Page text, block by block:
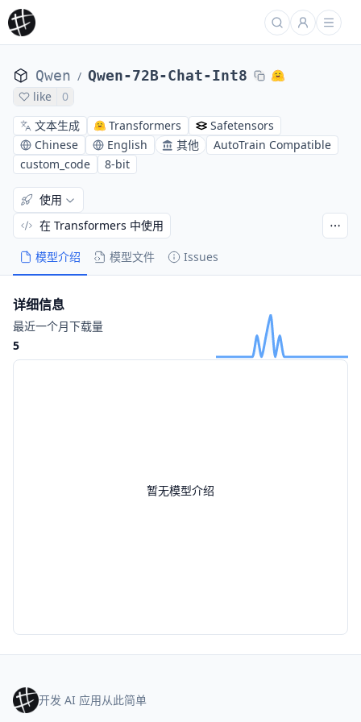
Qwen / Qwen-72B-Chat-Int8
like
0
文本生成
Transformers
Safetensors
Chinese
English 其他
AutoTrain Compatible
custom_code
8-bit
模型介绍 模型文件 Issues
使用
在 Transformers 中使用
暂无模型介绍
详细信息
最近一个月下载量
5
开发 AI 应用从此简单